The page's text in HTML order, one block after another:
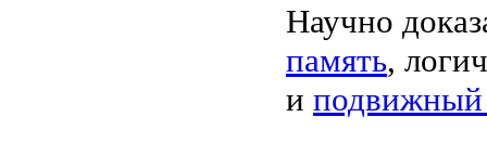
Научно
память,
и подвижный